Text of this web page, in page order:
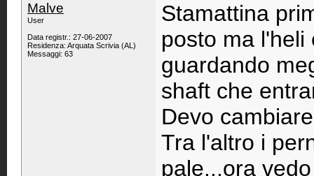
Malve
User
Data registr.: 27-06-2007
Residenza: Arquata Scrivia (AL)
Messaggi: 63
Stamattina
posto ma l'heli
guardando
shaft che
Devo
Tra l'altro i
pale...ora